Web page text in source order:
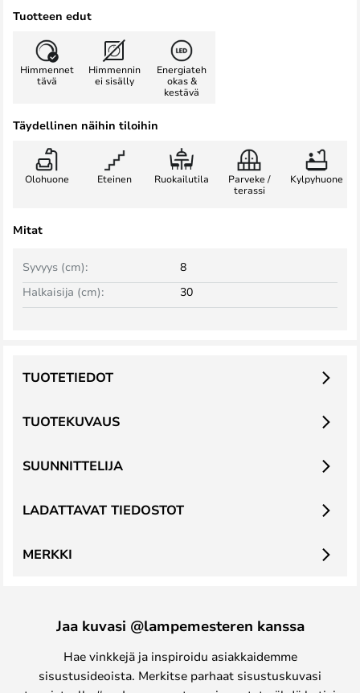
Tuotteen edut
Himmennet
tävä
Himmennin
ei sisälly
Energiateh
okas &
kestävä
Täydellinen näihin tiloihin
Olohuone Eteinen Ruokailutila
Parveke /
terassi
Kylpyhuone
Mitat
Syvyys (cm):
8
Halkaisija (cm):
30
TUOTEKUVAUS
TUOTETIEDOT
SUUNNITTELIJA
LADATTAVAT TIEDOSTOT
MERKKI
Jaa kuvasi @lampemesteren kanssa
Hae vinkkejä ja inspiroidu asiakkaidemme
sisustusideoista. Merkitse parhaat sisustuskuvasi